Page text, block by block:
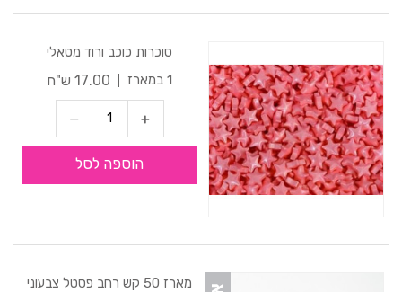
סוכרות כוכב ורוד מטאלי
1 במארז
17.00 ש"ח
הוספה לסל
מארז 50 קש רחב פסטל צבעוני